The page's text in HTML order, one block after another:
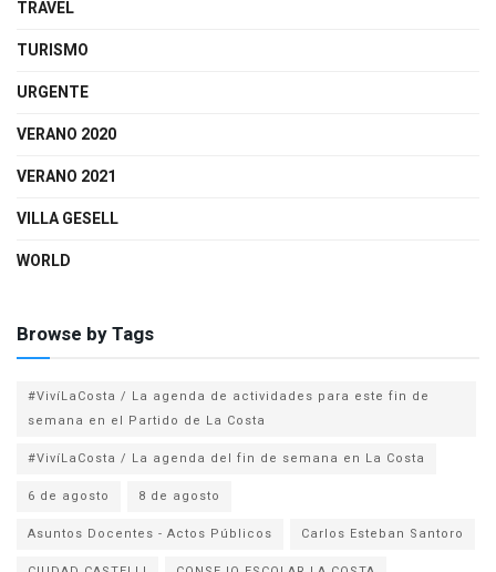
TRAVEL
TURISMO
URGENTE
VERANO 2020
VERANO 2021
VILLA GESELL
WORLD
Browse by Tags
#VivíLaCosta / La agenda de actividades para este fin de
semana en el Partido de La Costa
#VivíLaCosta / La agenda del fin de semana en La Costa
6 de agosto
8 de agosto
Asuntos Docentes - Actos Públicos
Carlos Esteban Santoro